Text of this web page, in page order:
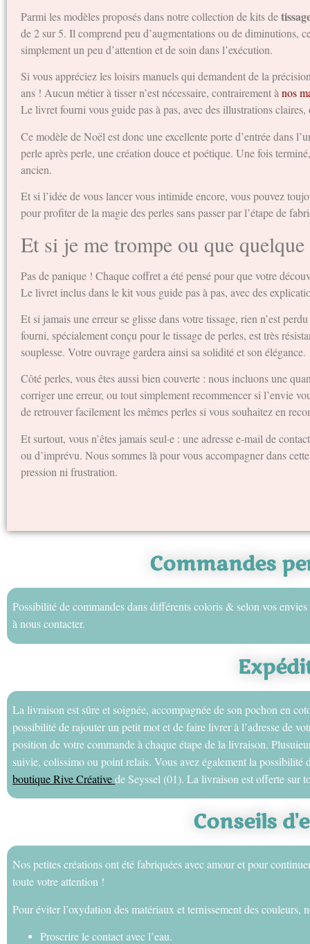
Parmi les modèles proposés dans notre collection de kits de
de 2 sur 5. Il comprend peu d’augmentations ou de diminutions,
simplement un peu d’attention et de soin dans l’exécution.
Si vous appréciez les loisirs manuels qui demandent de la
ans ! Aucun métier à tisser n’est nécessaire, contrairement ànos
Le livret fourni vous guide pas à pas, avec des illustrations
Ce modèle de Noël est donc une excellente porte d’entrée dans
perle après perle, une création douce et poétique. Une fois
ancien.
Et si l’idée de vous lancer vous intimide encore, vous pouvez
pour profiter de la magie des perles sans passer par l’étape de
Et si je me trompe ou que
Pas de panique ! Chaque coffret a été pensé pour que votre
Le livret inclus dans le kit vous guide pas à pas, avec des
Et si jamais une erreur se glisse dans votre tissage, rien n’est
fourni, spécialement conçu pour le tissage de perles, est très
souplesse. Votre ouvrage gardera ainsi sa solidité et son élégance.
Côté perles, vous êtes aussi bien couverte : nous incluons une
corriger une erreur, ou tout simplement recommencer si l’envie
de retrouver facilement les mêmes perles si vous souhaitez en
Et surtout, vous n’êtes jamais seul·e : une adresse e-mail de
ou d’imprévu. Nous sommes là pour vous accompagner dans
pression ni frustration.
Commandes
Possibilité de commandes dans différents coloris & selon vos
à nous contacter.
La livraison est sûre et soignée, accompagnée de son pochon en
possibilité de rajouter un petit mot et de faire livrer à l’adresse de
position de votre commande à chaque étape de la livraison.
suivie, colissimo ou point relais. Vous avez également la possibilité
boutique Rive Créativede Seyssel (01). La livraison est offerte sur
Conseils
Nos petites créations ont été fabriquées avec amour et pour
toute votre attention !
Pour éviter l’oxydation des matériaux et ternissement des couleurs,
Proscrire le contact avec l’eau.